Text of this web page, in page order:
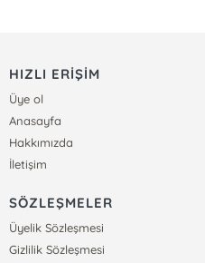
HIZLI ERİŞİM
Üye ol
Anasayfa
Hakkımızda
İletişim
SÖZLEŞMELER
Üyelik Sözleşmesi
Gizlilik Sözleşmesi